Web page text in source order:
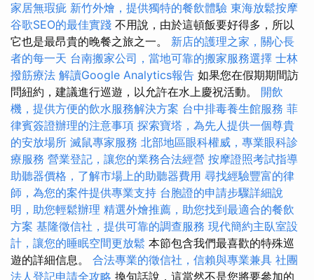
家居無瑕疵 新竹外燴，提供獨特的餐飲體驗 東海放鬆按摩
谷歌SEO的最佳實踐 不用說，由於這頓飯要好得多，所以
它也是最昂貴的晚餐之旅之一。 新店的護理之家，關心長
者的每一天 台南搬家公司，當地可靠的搬家服務選擇 士林
撥筋療法 解讀Google Analytics報告 如果您在假期期間訪
問紐約，建議進行巡遊，以允許在水上慶祝活動。 開飲
機，提供方便的飲水服務解決方案 台中排毒養生館服務 菲
律賓簽證辦理的注意事項 探索寶塔，為先人提供一個尊貴
的安放場所 滅鼠專家服務 北部地區眼科權威，專業眼科診
療服務 營業登記，讓您的業務合法經營 按摩證照考試指導
助聽器價格，了解市場上的助聽器費用 尋找經驗豐富的律
師，為您的案件提供專業支持 台胞證的申請步驟詳細說
明，助您輕鬆辦理 精選外燴推薦，助您找到最適合的餐飲
方案 基隆徵信社，提供可靠的調查服務 現代簡約主臥室設
計，讓您的睡眠空間更放鬆 本節包含我們最喜歡的特殊巡
遊的詳細信息。 合法專業的徵信社，信賴與專業兼具 社團
法人登記申請全攻略 換句話說，這當然不是您將要參加的